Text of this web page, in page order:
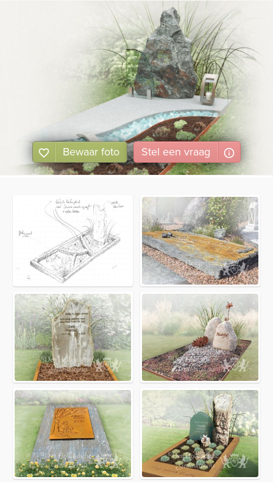
Bewaar foto Stel een vraag